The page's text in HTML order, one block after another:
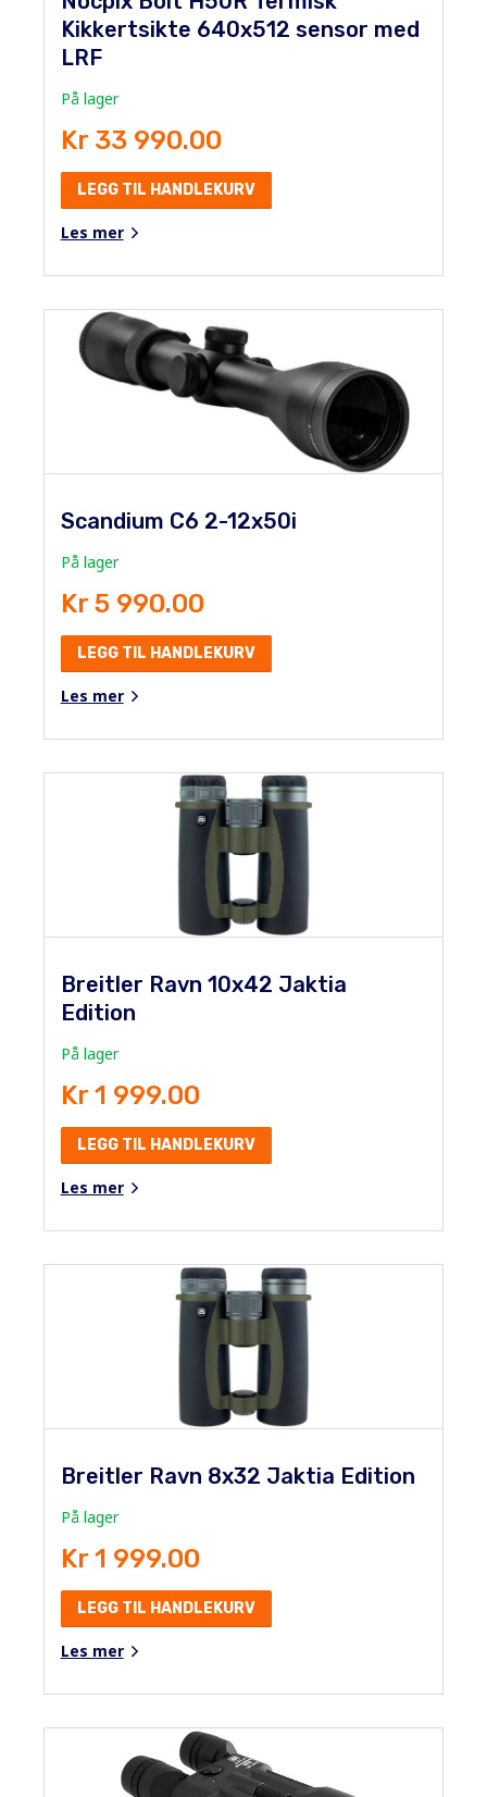
Kikkertsikte 640x512 sensor med
LRF
På lager
Kr 33 990.00
LEGG TIL HANDLEKURV
Les mer
Scandium C6 2-12x50i
På lager
Kr 5 990.00
LEGG TIL HANDLEKURV
Les mer
Breitler Ravn 10x42 Jaktia
Edition
På lager
Kr 1 999.00
LEGG TIL HANDLEKURV
Les mer
Breitler Ravn 8x32 Jaktia Edition
På lager
Kr 1 999.00
LEGG TIL HANDLEKURV
Les mer